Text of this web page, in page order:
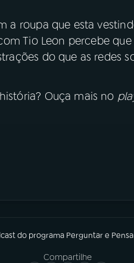
a roupa que esta
Tio Leon percebe
do que as redes
Ouça mais no
do programa Perguntar e
Compartilhe